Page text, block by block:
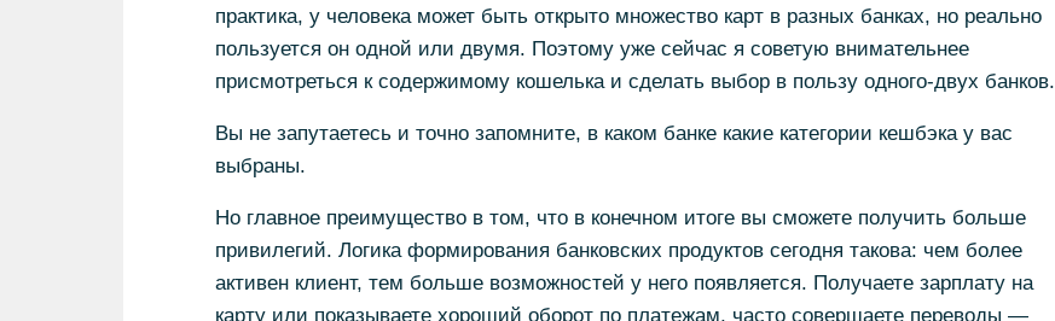
практика, у человека может быть открыто множество карт в разных банках, но реально
пользуется он одной или двумя. Поэтому уже сейчас я советую внимательнее
присмотреться к содержимому кошелька и сделать выбор в пользу одного-двух банков.
Вы не запутаетесь и точно запомните, в каком банке какие категории кешбэка у вас
выбраны.
Но главное преимущество в том, что в конечном итоге вы сможете получить больше
привилегий. Логика формирования банковских продуктов сегодня такова: чем более
активен клиент, тем больше возможностей у него появляется. Получаете зарплату на
карту или показываете хороший оборот по платежам, часто совершаете переводы —